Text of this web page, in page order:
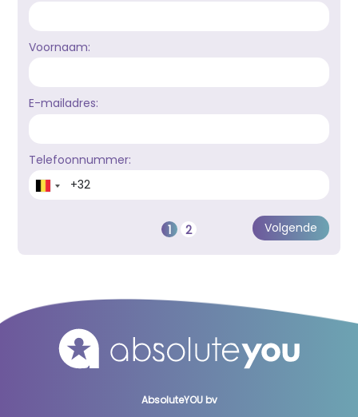
Voornaam:
E-mailadres:
Telefoonnummer:
AbsoluteYOU bv